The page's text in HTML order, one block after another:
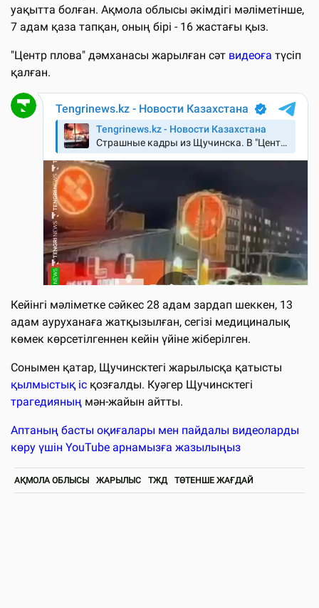
уақытта болған. Ақмола облысы әкімдігі мәліметінше,
7 адам қаза тапқан, оның бірі - 16 жастағы қыз.
"Центр плова" дәмханасы жарылған сәт видеоға түсіп
қалған.
Кейінгі мәліметке сәйкес 28 адам зардап шеккен, 13
адам ауруханаға жатқызылған, сегізі медициналық
көмек көрсетілгеннен кейін үйіне жіберілген.
Сонымен қатар, Щучинсктегі жарылысқа қатысты
қылмыстық іс қозғалды. Куәгер Щучинсктегі
трагедияның мән-жайын айтты.
Аптаның басты оқиғалары мен пайдалы видеоларды
көру үшін YouTube арнамызға жазылыңыз
АҚМОЛА ОБЛЫСЫ ЖАРЫЛЫС ТЖД ТӨТЕНШЕ ЖАҒДАЙ